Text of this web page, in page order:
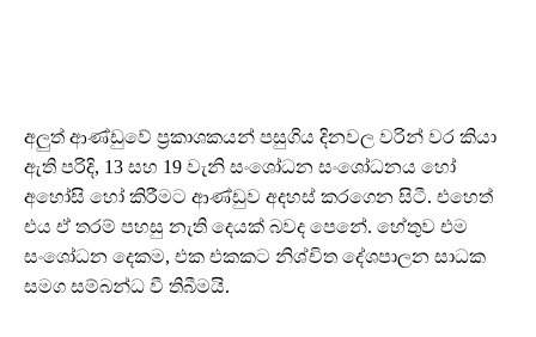
අලුත් ආණ්ඩුවේ ප්‍රකාශකයන් පසුගිය දිනවල වරින් වර කියා
ඇති පරිදි, 13 සහ 19 වැනි සංශෝධන සංශෝධනය හෝ
අහෝසි හෝ කිරීමට ආණ්ඩුව අදහස් කරගෙන සිටී. එහෙත්
එය ඒ තරම් පහසු නැති දෙයක් බවද පෙනේ. හේතුව එම
සංශෝධන දෙකම, එක එකකට නිශ්චිත දේශපාලන සාධක
සමග සම්බන්ධ වී තිබීමයි.